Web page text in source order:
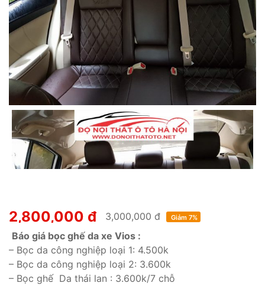
2,800,000 đ 3,000,000 đ Giảm 7%
Báo giá bọc ghế da xe Vios :
– Bọc da công nghiệp loại 1: 4.500k
– Bọc da công nghiệp loại 2: 3.600k
– Bọc ghế Da thái lan : 3.600k/7 chỗ